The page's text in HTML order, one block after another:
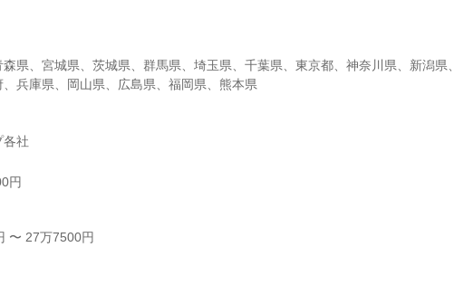
県、宮城県、茨城県、群馬県、埼玉県、千葉県、東京都、神奈川県、新潟県、
兵庫県、岡山県、広島県、福岡県、熊本県
各社
円
〜 27万7500円